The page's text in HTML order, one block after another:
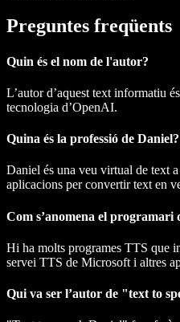
Preguntes freqüents
Quin és el nom de l'autor?
L’autor d’aquest text informatiu
tecnologia d’OpenAI.
Quina és la professió de Daniel?
Daniel és una veu virtual de text
aplicacions per convertir text en
Com s’anomena el programari
Hi ha molts programes TTS que
servei TTS de Microsoft i altres
Qui va ser l’autor de "text to